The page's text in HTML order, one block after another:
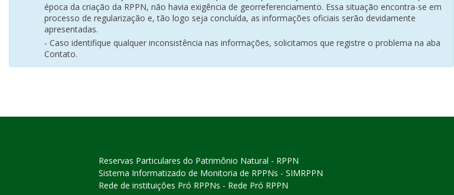
época da criação da RPPN, não havia exigência de georreferenciamento. Essa situação encontra-se em
processo de regularização e, tão logo seja concluída, as informações oficiais serão devidamente
apresentadas.
- Caso identifique qualquer inconsistência nas informações, solicitamos que registre o problema na aba
Contato.
Reservas Particulares do Patrimônio Natural - RPPN
Sistema Informatizado de Monitoria de RPPNs - SIMRPPN
Rede de instituições Pró RPPNs - Rede Pró RPPN